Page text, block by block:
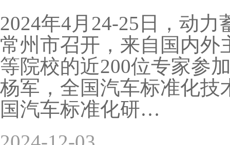
2024年4月24-25日，动
常州市召开，来自国内外
等院校的近200位专家参
杨军，全国汽车标准化技
国汽车标准化研…